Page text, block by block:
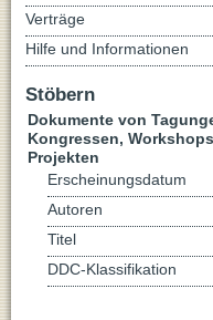
Verträge
Hilfe und Informationen
Stöbern
Dokumente von
Kongressen,
Projekten
Erscheinungsdatum
Autoren
Titel
DDC-Klassifikation